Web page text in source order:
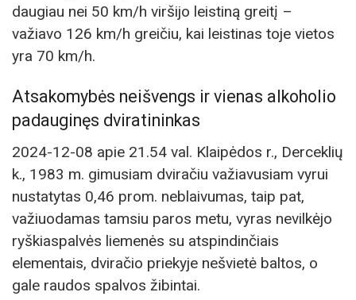
daugiau nei 50 km/h viršijo leistiną greitį –
važiavo 126 km/h greičiu, kai leistinas toje vietos
yra 70 km/h.
Atsakomybės neišvengs ir vienas alkoholio
padauginęs dviratininkas
2024-12-08 apie 21.54 val. Klaipėdos r., Derceklių
k., 1983 m. gimusiam dviračiu važiavusiam vyrui
nustatytas 0,46 prom. neblaivumas, taip pat,
važiuodamas tamsiu paros metu, vyras nevilkėjo
ryškiaspalvės liemenės su atspindinčiais
elementais, dviračio priekyje nešvietė baltos, o
gale raudos spalvos žibintai.